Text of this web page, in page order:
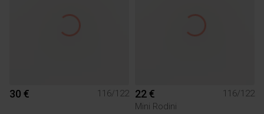
30 € 116/122 22 €
116/122
Mini Rodini